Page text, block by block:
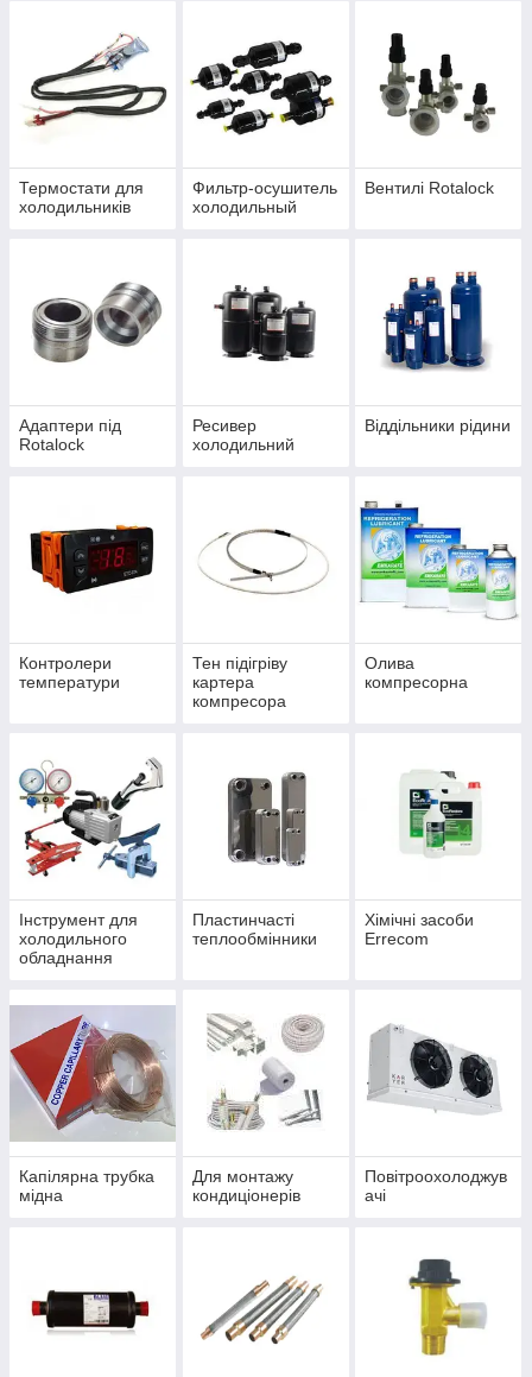
Термостати для
холодильників
Фильтр-осушитель
холодильный
Вентилі Rotalock
Адаптери під
Rotalock
Ресивер
холодильний
Віддільники рідини
Контролери
температури
Тен підігріву
картера
компресора
Олива
компресорна
Інструмент для
холодильного
обладнання
Пластинчасті
теплообмінники
Хімічні засоби
Errecom
Капілярна трубка
мідна
Для монтажу
кондиціонерів
Повітроохолоджув
ачі